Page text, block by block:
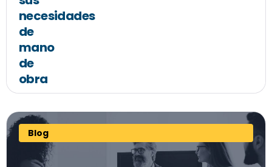
necesidades
de
mano
de
obra
Blog